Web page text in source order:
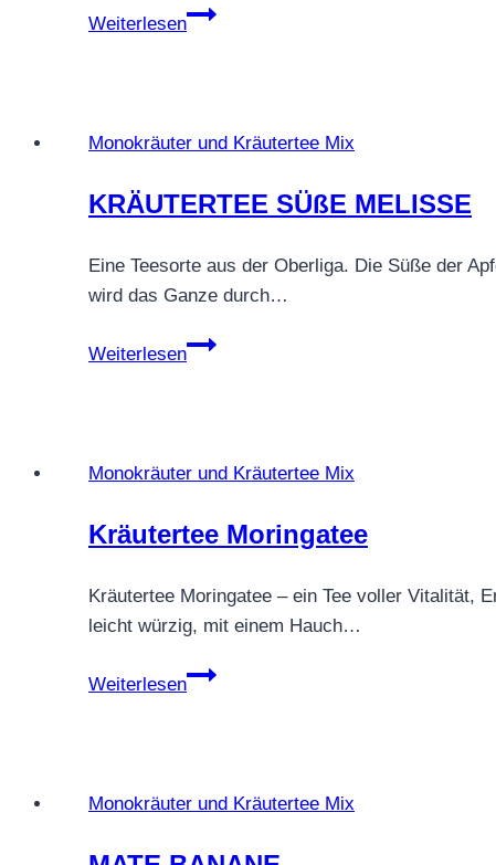
Weiterlesen
AYURVEDA
Monokräuter und Kräutertee Mix
KRÄUTERTEE SÜßE MELISSE
Eine Teesorte aus der Oberliga. Die Süße der
wird das Ganze durch…
Weiterlesen
KRÄUTERTEE
Monokräuter und Kräutertee Mix
Kräutertee Moringatee
Kräutertee Moringatee – ein Tee voller Vitalität,
leicht würzig, mit einem Hauch…
Weiterlesen
Kräutertee
Monokräuter und Kräutertee Mix